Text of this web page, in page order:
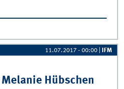
von Klaus Voormanns (Vice
Portfolio Management arvato CRM
11.07.2017 - 00:00 IFM
Hübschen